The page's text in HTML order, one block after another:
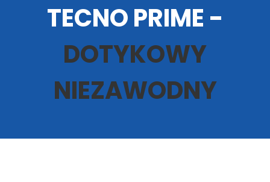
TECNO PRIME -
DOTYKOWY
NIEZAWODNY